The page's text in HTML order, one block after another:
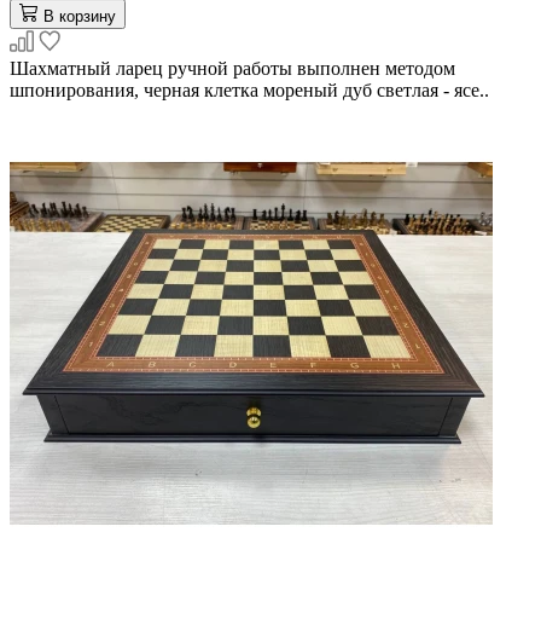
В корзину
Шахматный ларец ручной работы выполнен методом
шпонирования, черная клетка мореный дуб светлая - ясе..